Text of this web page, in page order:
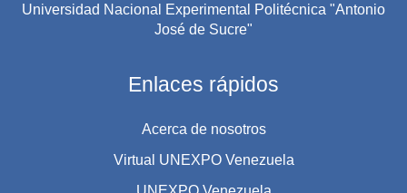
Universidad Nacional Experimental Politécnica "Antonio
José de Sucre"
Enlaces rápidos
Acerca de nosotros
Virtual UNEXPO Venezuela